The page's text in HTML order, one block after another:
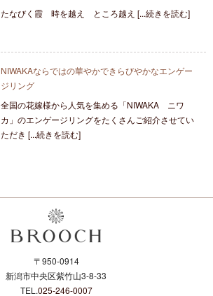
たなびく霞 時を越え ところ越え [...続きを読む]
NIWAKAならではの華やかできらびやかなエンゲー
ジリング
全国の花嫁様から人気を集める「NIWAKA ニワ
カ」のエンゲージリングをたくさんご紹介させてい
ただき [...続きを読む]
〒950-0914
新潟市中央区紫竹山3-8-33
TEL.025-246-0007